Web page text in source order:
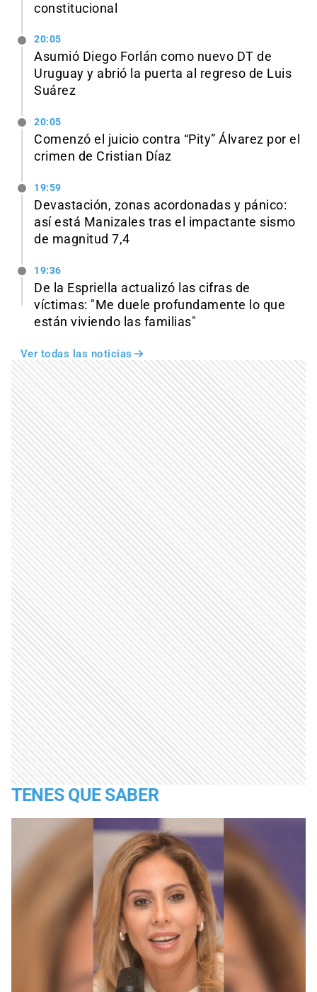
constitucional
20:05
Asumió Diego Forlán como nuevo DT de
Uruguay y abrió la puerta al regreso de Luis
Suárez
20:05
Comenzó el juicio contra “Pity” Álvarez por el
crimen de Cristian Díaz
19:59
Devastación, zonas acordonadas y pánico:
así está Manizales tras el impactante sismo
de magnitud 7,4
19:36
De la Espriella actualizó las cifras de
víctimas: "Me duele profundamente lo que
están viviendo las familias"
Ver todas las noticias
TENES QUE SABER